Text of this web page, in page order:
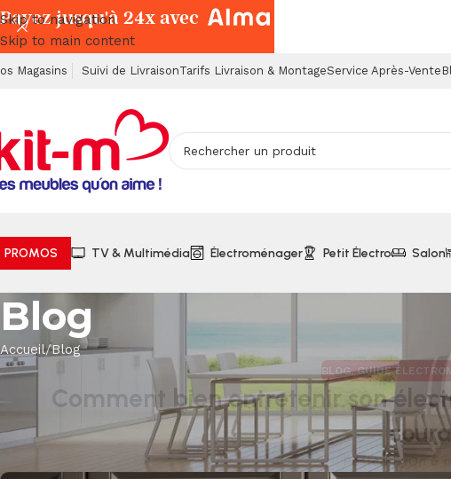
Skip to navigation
Skip to main content
Magasins Suivi de LivraisonTarifs Livraison & MontageService Après-Vente
PROMOS TV & Multimédia Électroménager Petit Électro Salon
Blog
Accueil Blog
BLOG,GUIDE
Comment bien entretenir son
Posted byOn 6
Payez jusqu'à 24x avec